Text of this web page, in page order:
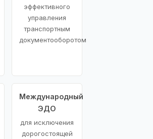
эффективного
управления
транспортным
документооборотом
Международный
ЭДО
для исключения
дорогостоящей